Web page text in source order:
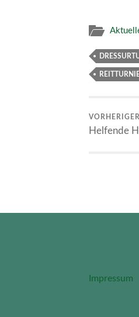
Helfende
Impressum